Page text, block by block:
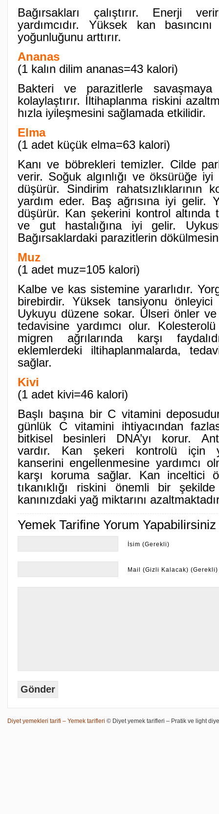
Bağırsakları çalıştırır. Enerji
yardımcıdır. Yüksek kan
yoğunluğunu arttırır.
Ananas
(1 kalın dilim ananas=43 kalori)
Bakteri ve parazitlerle
kolaylaştırır. İltihaplanma riskini
hızla iyileşmesini sağlamada etkilidir.
Elma
(1 adet küçük elma=63 kalori)
Kanı ve böbrekleri temizler. Cilde
verir. Soğuk algınlığı ve öksürüğe
düşürür. Sindirim rahatsızlıklarının
yardım eder. Baş ağrısına iyi gelir.
düşürür. Kan şekerini kontrol altında
ve gut hastalığına iyi gelir.
Bağırsaklardaki parazitlerin
Muz
(1 adet muz=105 kalori)
Kalbe ve kas sistemine yararlıdır.
birebirdir. Yüksek tansiyonu önleyici
Uykuyu düzene sokar. Ülseri önler ve
tedavisine yardımcı olur.
migren ağrılarında karşı
eklemlerdeki iltihaplanmalarda,
sağlar.
Kivi
(1 adet kivi=46 kalori)
Başlı başına bir C vitamini
günlük C vitamini ihtiyacından
bitkisel besinleri DNA’yı korur.
vardır. Kan şekeri kontrolü için
kanserini engellenmesine yardımcı
karşı koruma sağlar. Kan inceltici
tıkanıklığı riskini önemli bir
kanınızdaki yağ miktarını
Yemek Tarifine Yorum Yapabilirsiniz
İsim (Gerekli)
Mail (Gizli Kalacak) (Gerekli)
Diyet yemekleri tarifi – Yemek tarifleri © Diyet yemek tarifleri – Pratik ve light